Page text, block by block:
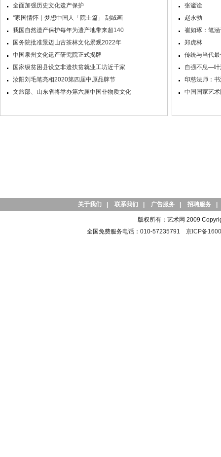
全面加强历史文化遗产保护
“家国情怀｜梦想中国人「院士篇」 刮绒画
我国自然遗产保护每年为遗产地带来超140
国务院批准景迈山古茶林文化景观2022年
中国泉州文化遗产研究院正式揭牌
国家级贫困县设立非遗扶贫就业工坊近千家
汝阳刘毛笔亮相2020第四届中原品牌节
文旅部、山东省将举办第六届中国非物质文化
张谧诠
赵永勃
崔如琢：笔
郑虎林
传统与当代
自强不息—叶
印慈法师：
中国国家艺
关于我们 联系我们 广告服务 招聘服务
版权所有：艺术网 2009
全国免费服务电话：010-57235791 京ICP备